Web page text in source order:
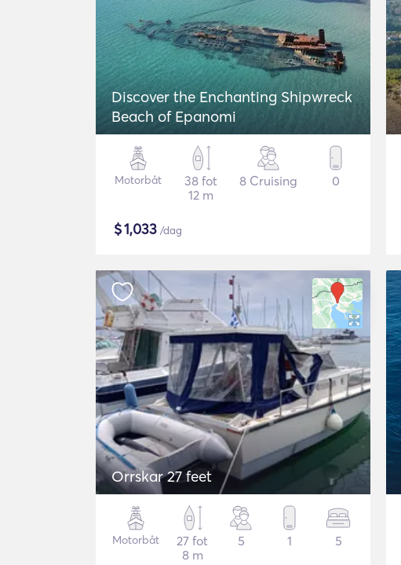
Discover the Enchanting Shipwreck
Beach of Epanomi
Motorbåt
38 fot
12 m
8 Cruising 0
$1,033 /dag
Orrskar 27 feet
Motorbåt
27 fot
8 m
5 1 5